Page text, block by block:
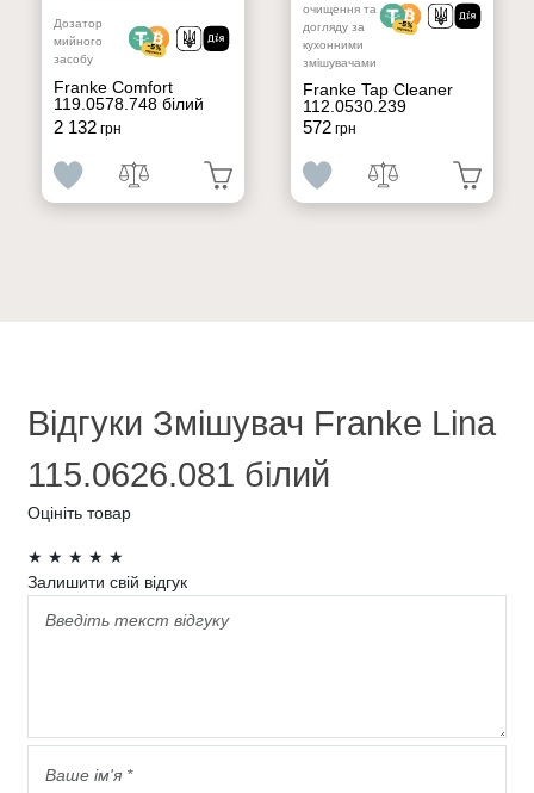
Дозатор
мийного
засобу
Franke Comfort
119.0578.748 білий
2 132грн
очищення та
догляду за
кухонними
змішувачами
Franke Tap Cleaner
112.0530.239
572грн
Відгуки Змішувач Franke Lina
115.0626.081 білий
Оцініть товар
★ ★ ★ ★ ★
Залишити свій відгук